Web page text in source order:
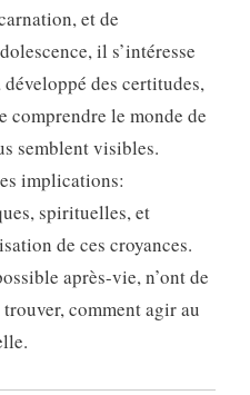
et de
il s’intéresse
des certitudes,
comprendre le monde de
semblent visibles.
implications:
spirituelles, et
de ces croyances.
après-vie, n’ont de
comment agir au